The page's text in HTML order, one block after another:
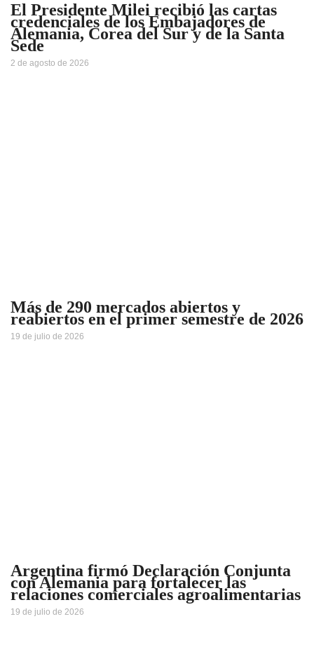
El Presidente Milei recibió las cartas
credenciales de los Embajadores de
Alemania, Corea del Sur y de la Santa
Sede
2 de agosto de 2026
Más de 290 mercados abiertos y
reabiertos en el primer semestre de 2026
19 de julio de 2026
Argentina firmó Declaración Conjunta
con Alemania para fortalecer las
relaciones comerciales agroalimentarias
19 de julio de 2026